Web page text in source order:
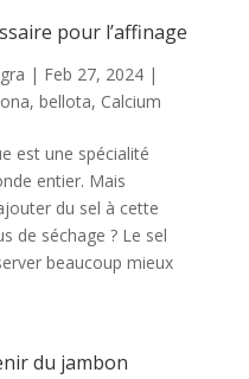
pour l’affinage
| Feb 27, 2024|
, bellota, Calcium
est une spécialité
entier. Mais
du sel à cette
de séchage ? Le sel
beaucoup mieux
du jambon